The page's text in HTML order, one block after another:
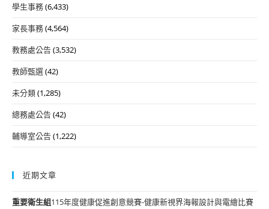
學生事務(6,433)
家長事務(4,564)
教務處公告(3,532)
教師甄選(42)
未分類(1,285)
總務處公告(42)
輔導室公告(1,222)
近期文章
重要衛生組115年度健康促進創意競賽-健康新視界海報設計與電繪比賽